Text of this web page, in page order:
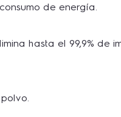
de energía.
hasta el 99,9% de